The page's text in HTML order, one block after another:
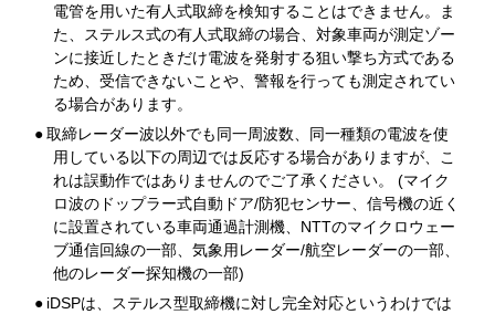
電管を用いた有人式取締を検知することはできません。ま
た、ステルス式の有人式取締の場合、対象車両が測定ゾー
ンに接近したときだけ電波を発射する狙い撃ち方式である
ため、受信できないことや、警報を行っても測定されてい
る場合があります。
●取締レーダー波以外でも同一周波数、同一種類の電波を使
用している以下の周辺では反応する場合がありますが、こ
れは誤動作ではありませんのでご了承ください。 (マイク
ロ波のドップラー式自動ドア/防犯センサー、信号機の近く
に設置されている車両通過計測機、NTTのマイクロウェー
ブ通信回線の一部、気象用レーダー/航空レーダーの一部、
他のレーダー探知機の一部)
● iDSPは、ステルス型取締機に対し完全対応というわけでは